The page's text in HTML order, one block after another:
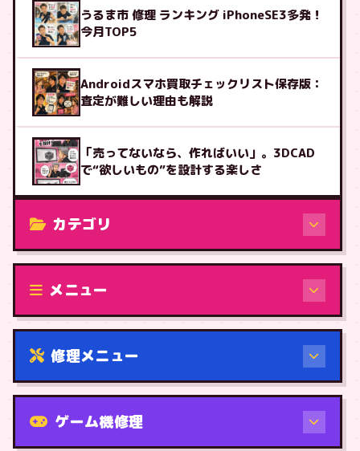
うるま市 修理 ランキング iPhoneSE3多発！
今月TOP5
Androidスマホ買取チェックリスト保存版：
査定が難しい理由も解説
「売ってないなら、作ればいい」。3DCAD
で“欲しいもの”を設計する楽しさ
カテゴリ
修理（機種から）
メニュー
修理メニュー
機種から
ゲーム機修理